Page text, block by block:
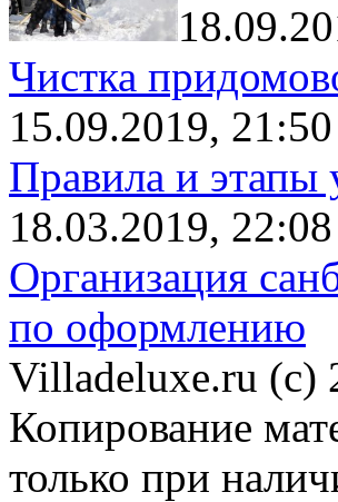
Чистка
15.09.2019, 21:50
Правила и этапы
18.03.2019, 22:08
Организация
по оформлению
Villadeluxe.ru (c)
Копирование
только при